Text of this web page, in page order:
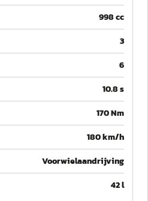
998 cc
3
6
10.8 s
170 Nm
180 km/h
Voorwielaandrijving
42 l